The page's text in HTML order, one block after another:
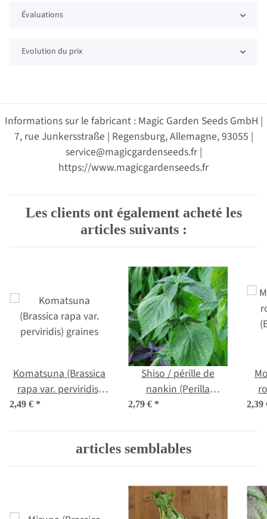
Évaluations
Evolution du prix
Informations sur le fabricant : Magic Garden Seeds GmbH |
7, rue Junkersstraße | Regensburg, Allemagne, 93055 |
service@magicgardenseeds.fr |
https://www.magicgardenseeds.fr
Les clients ont également acheté les
articles suivants :
Komatsuna (Brassica
rapa var. perviridis)
2,49 € *
Shiso / pérille de
nankin (Perilla
frutescens) graines
2,79 € * 2,39
articles semblables